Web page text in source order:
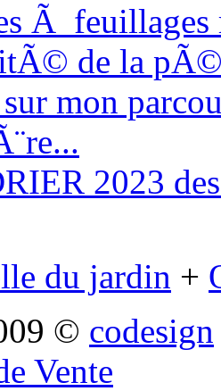
Ã feuillages
de la
mon
2023
du jardin +
© codesign
Vente